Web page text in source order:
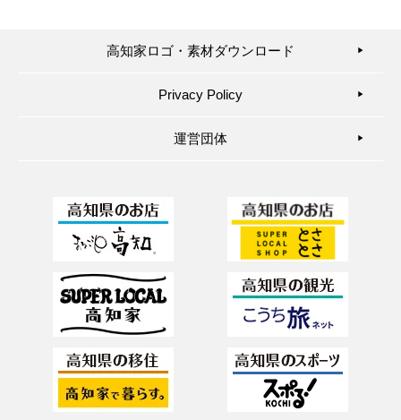
高知家ロゴ・素材ダウンロード ▶︎
Privacy Policy ▶︎
運営団体 ▶︎